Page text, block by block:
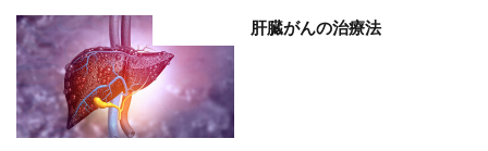
肝臓がんの治療法